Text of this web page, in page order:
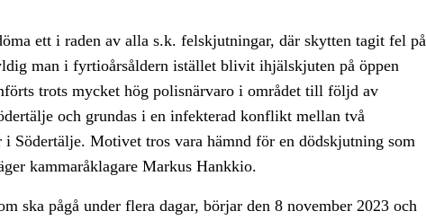
ett i raden av alla s.k. felskjutningar, där skytten tagit fel på
man i fyrtioårsåldern istället blivit ihjälskjuten på öppen
trots mycket hög polisnärvaro i området till följd av
och grundas i en infekterad konflikt mellan två
Södertälje. Motivet tros vara hämnd för en dödskjutning som
kammaråklagare Markus Hankkio.
ska pågå under flera dagar, börjar den 8 november 2023 och